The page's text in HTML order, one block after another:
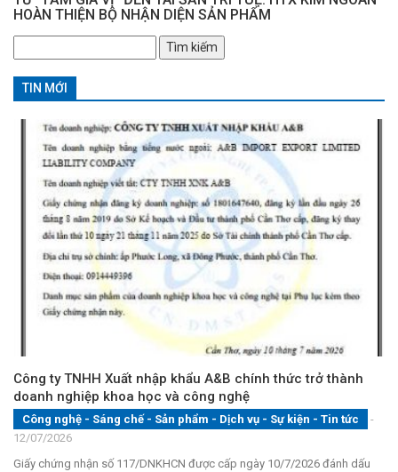
HOÀN THIỆN BỘ NHẬN DIỆN SẢN PHẨM
kiếm
cho:
TIN MỚI
Công ty TNHH Xuất nhập khẩu A&B chính thức trở thành
doanh nghiệp khoa học và công nghệ
Công nghệ - Sáng chế - Sản phẩm - Dịch vụ - Sự kiện - Tin tức
-
12/07/2026
Giấy chứng nhận số 117/DNKHCN được cấp ngày 10/7/2026 đánh dấu